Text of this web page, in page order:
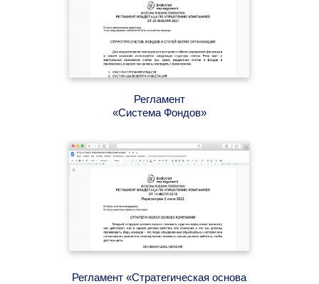
Регламент
«Система Фондов»
Регламент «Стратегическая основа